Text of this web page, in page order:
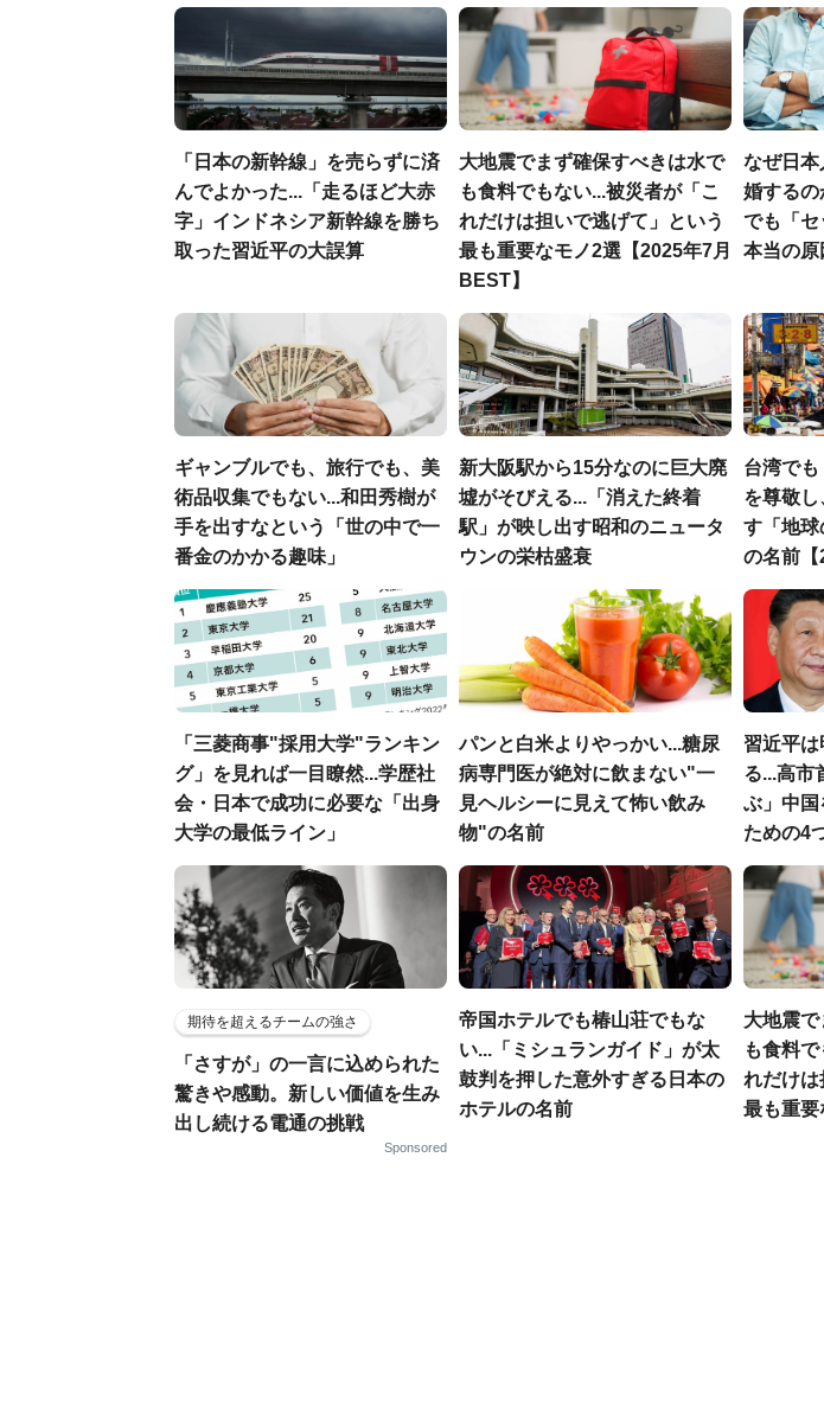
「日本の新幹線」を売らずに済
んでよかった...「走るほど大赤
字」インドネシア新幹線を勝ち
取った習近平の大誤算
大地震でまず確保すべきは水で
も食料でもない...被災者が「こ
れだけは担いで逃げて」という
最も重要なモノ2選【2025年7月
BEST】
なぜ日
婚するの
でも「セ
本当の原
ギャンブルでも、旅行でも、美
術品収集でもない...和田秀樹が
手を出すなという「世の中で一
番金のかかる趣味」
新大阪駅から15分なのに巨大廃
墟がそびえる...「消えた終着
駅」が映し出す昭和のニュータ
ウンの栄枯盛衰
台湾で
を尊敬
す「地球
の名前【
「三菱商事"採用大学"ランキン
グ」を見れば一目瞭然...学歴社
会・日本で成功に必要な「出身
大学の最低ライン」
パンと白米よりやっかい...糖尿
病専門医が絶対に飲まない"一
見ヘルシーに見えて怖い飲み
物"の名前
習近平は
る...高市
ぶ」中国
ための4
期待を超えるチームの強さ
「さすが」の一言に込められた
驚きや感動。新しい価値を生み
出し続ける電通の挑戦
Sponsored
帝国ホテルでも椿山荘でもな
い...「ミシュランガイド」が太
鼓判を押した意外すぎる日本の
ホテルの名前
大地震
も食料
れだけは
最も重要